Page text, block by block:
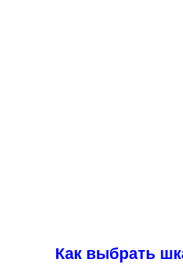
Как выбрать